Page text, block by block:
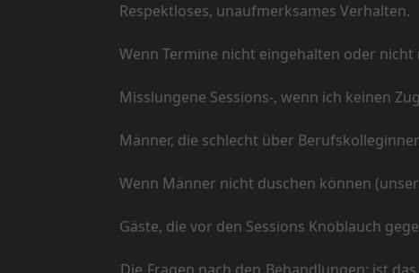
Respektloses, unaufmerksames Verhalten.
Wenn Termine nicht eingehalten oder
Misslungene Sessions-, wenn ich keinen
Männer, die schlecht über
Wenn Männer nicht duschen können
Gäste, die vor den Sessions Knoblauch